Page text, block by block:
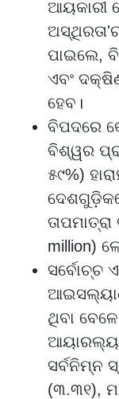
ଆୟକାରୀ
ପାଇଲେ,
ଏବଂ
ହେବ।
ବିପଦରେ
ବିଶ୍ୱର
୫୯%)
million)
ସର୍ବୋଚ୍ଚ
ଥିବା
ସର୍ବନିମ୍ନ
(୩.୩୧),